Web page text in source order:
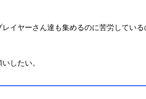
イヤーさん達も集めるのに苦労している
したい。